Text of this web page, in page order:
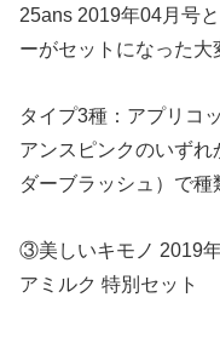
25ans 2019年04月号
ーがセットになった大
タイプ3種：アプリコ
アンスピンクのいず
ダーブラッシュ）で種
③美しいキモノ 2019
アミルク 特別セット